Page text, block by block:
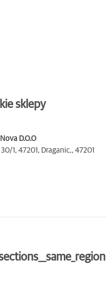
sklepy
D.O.O
1, 47201, Draganic,, 47201